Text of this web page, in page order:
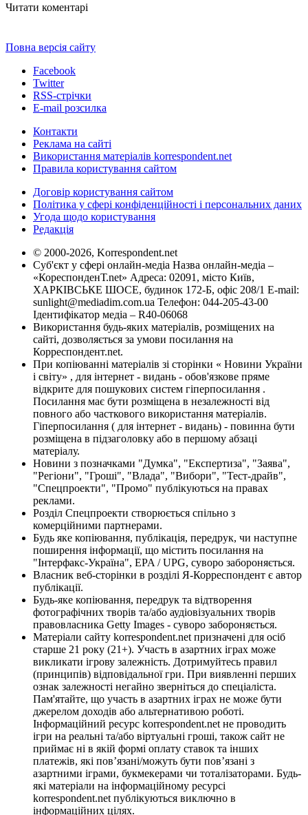
Читати коментарі
Повна версія сайту
Facebook
Twitter
RSS-стрічки
E-mail розсилка
Контакти
Реклама на сайті
Використання матеріалів korrespondent.net
Правила користування сайтом
Договір користування сайтом
Політика у сфері конфіденційності і персональних даних
Угода щодо користування
Редакція
© 2000-2026, Korrespondent.net
Суб'єкт у сфері онлайн-медіа Назва онлайн-медіа –
«КореспонденТ.net» Адреса: 02091, місто Київ,
ХАРКІВСЬКЕ ШОСЕ, будинок 172-Б, офіс 208/1 E-mail:
sunlight@mediadim.com.ua Телефон: 044-205-43-00
Ідентифікатор медіа – R40-06068
Використання будь-яких матеріалів, розміщених на
сайті, дозволяється за умови посилання на
Корреспондент.net.
При копіюванні матеріалів зі сторінки « Новини України
і світу» , для інтернет - видань - обов'язкове пряме
відкрите для пошукових систем гіперпосилання .
Посилання має бути розміщена в незалежності від
повного або часткового використання матеріалів.
Гіперпосилання ( для інтернет - видань) - повинна бути
розміщена в підзаголовку або в першому абзаці
матеріалу.
Новини з позначками "Думка", "Експертиза", "Заява",
"Регіони", "Гроші", "Влада", "Вибори", "Тест-драйв",
"Спецпроекти", "Промо" публікуються на правах
реклами.
Розділ Спецпроекти створюється спільно з
комерційними партнерами.
Будь яке копіювання, публікація, передрук, чи наступне
поширення інформації, що містить посилання на
"Інтерфакс-Україна", EPA / UPG, суворо забороняється.
Власник веб-сторінки в розділі Я-Корреспондент є автор
публікації.
Будь-яке копіювання, передрук та відтворення
фотографічних творів та/або аудіовізуальних творів
правовласника Getty Images - суворо забороняється.
Матеріали сайту korrespondent.net призначені для осіб
старше 21 року (21+). Участь в азартних іграх може
викликати ігрову залежність. Дотримуйтесь правил
(принципів) відповідальної гри. При виявленні перших
ознак залежності негайно зверніться до спеціаліста.
Пам'ятайте, що участь в азартних іграх не може бути
джерелом доходів або альтернативою роботі.
Інформаційний ресурс korrespondent.net не проводить
ігри на реальні та/або віртуальні гроші, також сайт не
приймає ні в якій формі оплату ставок та інших
платежів, які пов’язані/можуть бути пов’язані з
азартними іграми, букмекерами чи тоталізаторами. Будь-
які матеріали на інформаційному ресурсі
korrespondent.net публікуються виключно в
інформаційних цілях.